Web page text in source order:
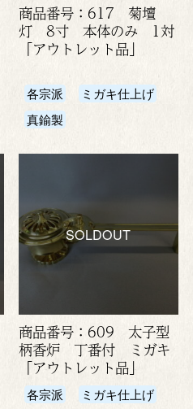
商品番号：617 菊壇
灯 8寸 本体のみ 1対
「アウトレット品」
各宗派
ミガキ仕上げ
真鍮製
SOLDOUT
商品番号：609 太子型
柄香炉 丁番付 ミガキ
「アウトレット品」
各宗派
ミガキ仕上げ